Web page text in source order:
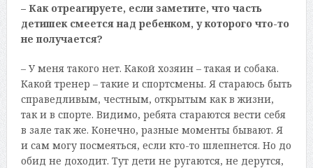
– Как отреагируете, если заметите, что часть
детишек смеется над ребенком, у которого что-то
не получается?
– У меня такого нет. Какой хозяин – такая и собака.
Какой тренер – такие и спортсмены. Я стараюсь быть
справедливым, честным, открытым как в жизни,
так и в спорте. Видимо, ребята стараются вести себя
в зале так же. Конечно, разные моменты бывают. Я
и сам могу посмеяться, если кто-то шлепнется. Но до
обид не доходит. Тут дети не ругаются, не дерутся,